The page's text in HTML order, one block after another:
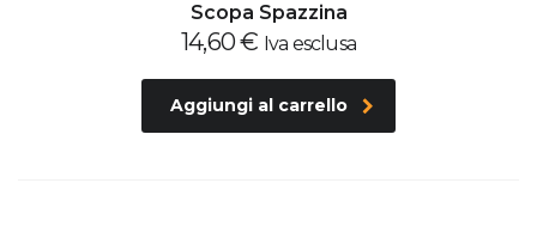
Scopa Spazzina
14,60€ Iva esclusa
Aggiungi al carrello